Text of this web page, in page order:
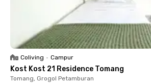
Coliving • Campur
Kost Kost 21 Residence Tomang
Tomang, Grogol Petamburan